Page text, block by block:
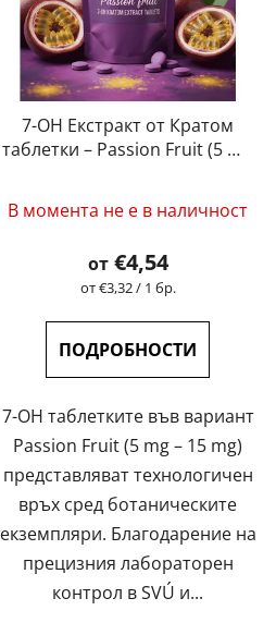
7-OH Екстракт от Кратом
таблетки – Passion Fruit (5 mg
В момента не е в наличност
от€4,54
Измерване
цената:
от €3,32 / 1 бр.
ПОДРОБНОСТИ
7-OH таблетките във вариант
Passion Fruit (5 mg – 15 mg)
представляват технологичен
връх сред ботаническите
екземпляри. Благодарение на
прецизния лабораторен
контрол в SVÚ и...